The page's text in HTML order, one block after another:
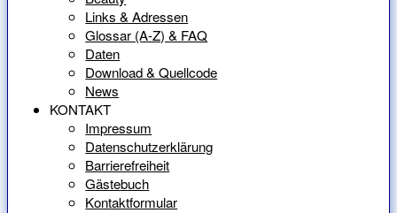
Links & Adressen
Glossar (A-Z) & FAQ
Daten
Download & Quellcode
News
KONTAKT
Impressum
Datenschutzerklärung
Barrierefreiheit
Gästebuch
Kontaktformular